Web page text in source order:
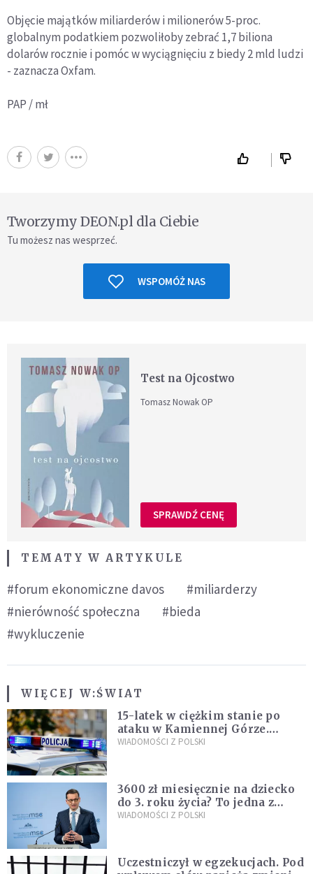
Objęcie majątków miliarderów i milionerów 5-proc.
globalnym podatkiem pozwoliłoby zebrać 1,7 biliona
dolarów rocznie i pomóc w wyciągnięciu z biedy 2 mld ludzi
- zaznacza Oxfam.
PAP / mł
Tworzymy DEON.pl dla Ciebie
Tu możesz nas wesprzeć.
WSPOMÓŻ NAS
Test na Ojcostwo
Tomasz Nowak OP
SPRAWDŹ CENĘ
TEMATY W ARTYKULE
#forum ekonomiczne davos
#miliarderzy
#nierówność społeczna
#bieda
#wykluczenie
WIĘCEJ W:ŚWIAT
15-latek w ciężkim stanie po
ataku w Kamiennej Górze.
Policja zatrzymała dwóch
WIADOMOŚCI Z POLSKI
3600 zł miesięcznie na dziecko
do 3. roku życia? To jedna z
propozycji programu "Rozwój
WIADOMOŚCI Z POLSKI
Uczestniczył w egzekucjach. Pod